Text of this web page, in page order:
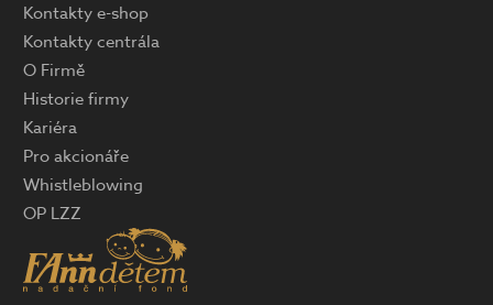
Kontakty e-shop
Kontakty centrála
O Firmě
Historie firmy
Kariéra
Pro akcionáře
Whistleblowing
OP LZZ